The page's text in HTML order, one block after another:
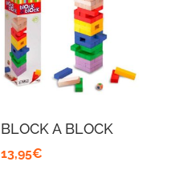
BLOCK A BLOCK
13,95€